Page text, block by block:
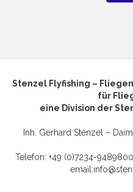
Stenzel Flyfishing –
für
eine Division der
Inh. Gerhard Stenzel –
Telefon: +49 (0)7234-
email: